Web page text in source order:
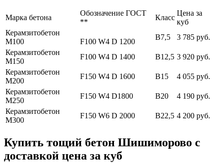
Марка бетона
Обозначение ГОСТ
**
Класс
Цена за
куб
Керамзитобетон
М100
F100 W4 D 1200
В7,5
3 785 руб.
Керамзитобетон
М150
F100 W4 D 1400 В12,5 3 920 руб.
Керамзитобетон
М200
F150 W4 D 1600 В15
4 055 руб.
Керамзитобетон
М250
F150 W4 D1800 В20
4 190 руб.
Керамзитобетон
М300
F150 W6 D 2000 В22,5 4 200 руб.
Купить тощий бетон Шишиморово с
доставкой цена за куб